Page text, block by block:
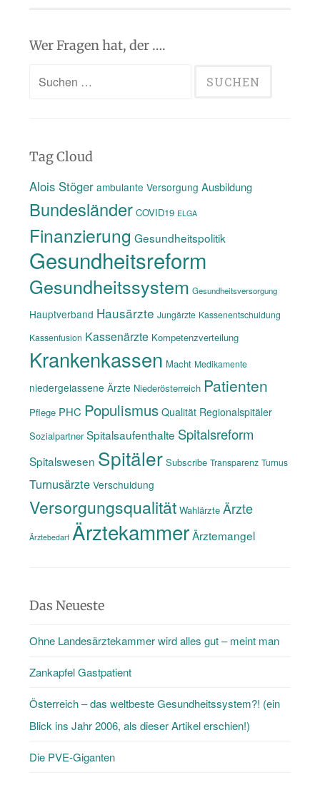
Wer Fragen hat, der ….
Suchen
Tag Cloud
Alois Stöger ambulante Versorgung Ausbildung
Bundesländer COVID19 ELGA
Finanzierung Gesundheitspolitik
Gesundheitsreform
Gesundheitssystem Gesundheitsversorgung
Hauptverband Hausärzte Jungärzte Kassenentschuldung
Kassenfusion Kassenärzte Kompetenzverteilung
Krankenkassen Macht Medikamente
niedergelassene Ärzte Niederösterreich Patienten
Pflege PHC Populismus Qualität Regionalspitäler
Sozialpartner Spitalsaufenthalte Spitalsreform
Spitalswesen Spitäler Subscribe Transparenz Turnus
Turnusärzte Verschuldung
Versorgungsqualität Wahlärzte Ärzte
Ärztebedarf ÄrztekammerÄrztemangel
Das Neueste
Ohne Landesärztekammer wird alles gut – meint man
Zankapfel Gastpatient
Österreich – das weltbeste Gesundheitssystem?! (ein
Blick ins Jahr 2006, als dieser Artikel erschien!)
Die PVE-Giganten